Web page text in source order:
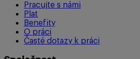
Pracujte s námi
Plat
Benefity
O práci
Časté dotazy k práci